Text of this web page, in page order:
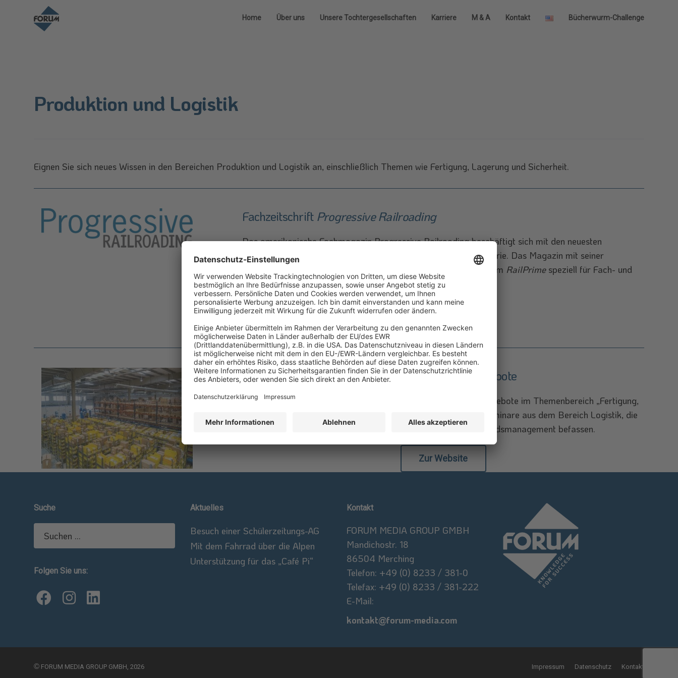
Home Über uns Unsere Tochtergesellschaften Karriere M & A Kontakt Bücherwurm-Challenge
Produktion und Logistik
Eignen Sie sich neues Wissen in den Bereichen Produktion und Logistik an, einschließlich Themen wie Fertigung, Lagerung und Sicherheit.
Fachzeitschrift Progressive Railroading
Das amerikanische Fachmagazin Progressive Railroading beschäftigt sich mit den neuesten
Nachrichten und Trends aus der amerikanischen Eisenbahnindustrie. Das Magazin mit seiner
zugehörigen Online-Plattform wird durch das Premium-Programm RailPrimespeziell für Fach- und
Führungskräfte aus dem Bereich Frachtverkehr ergänzt.
Zur Website
Tschechische Fachmedien und Weiterbildungsangebote
Unsere tschechische Tochtergesellschaft bietet verschiedene Angebote im Themenbereich „Fertigung,
Bauwesen und Logistik“, darunter zahlreiche Schulungen und Seminare aus dem Bereich Logistik, die
sich unter anderem mit der Produktionsplanung und dem Bestandsmanagement befassen.
Zur Website
Suche
Suchen
nach:
Folgen Sie uns:
Aktuelles
Besuch einer Schülerzeitungs-AG
Mit dem Fahrrad über die Alpen
Unterstützung für das „Café Pi“
Kontakt
FORUM MEDIA GROUP GMBH
Mandichostr. 18
86504 Merching
Telefon: +49 (0) 8233 / 381-0
Telefax: +49 (0) 8233 / 381-222
E-Mail:
kontakt@forum-media.com
© FORUM MEDIA GROUP GMBH, 2026 Impressum Datenschutz Kontakt